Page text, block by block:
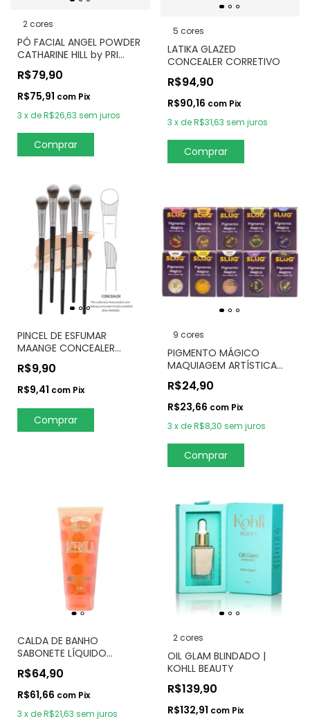
2 cores
PÓ FACIAL ANGEL POWDER
CATHARINE HILL by PRI
LESSA
R$79,90
R$75,91 com Pix
3 xdeR$26,63 sem juros
Comprar
5 cores
LATIKA GLAZED
CONCEALER CORRETIVO
R$94,90
R$90,16 com Pix
3 xdeR$31,63 sem juros
Comprar
PINCEL DE ESFUMAR
MAANGE CONCEALER
BRUSH 51615
R$9,90
R$9,41 com Pix
9 cores
PIGMENTO MÁGICO
MAQUIAGEM ARTÍSTICA
10GR - SLUG
R$24,90
R$23,66 com Pix
3 xdeR$8,30 sem juros
Comprar
CALDA DE BANHO
SABONETE LÍQUIDO
ACEROLA 200ml
L'Occitane
R$64,90
R$61,66 com Pix
3 xdeR$21,63 sem juros
2 cores
OIL GLAM BLINDADO |
KOHLL BEAUTY
R$139,90
R$132,91 com Pix